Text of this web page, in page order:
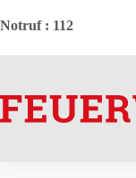
Inhalt
Notruf: 112